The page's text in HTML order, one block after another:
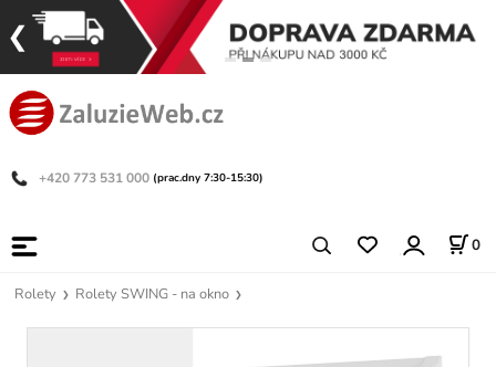
+420 773 531 000 (prac.dny 7:30-15:30)
0
Rolety Rolety SWING - na okno